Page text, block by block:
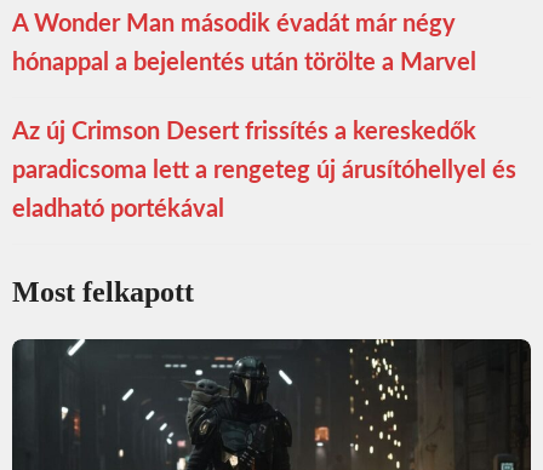
A Wonder Man második évadát már négy
hónappal a bejelentés után törölte a Marvel
Az új Crimson Desert frissítés a kereskedők
paradicsoma lett a rengeteg új árusítóhellyel és
eladható portékával
Most felkapott